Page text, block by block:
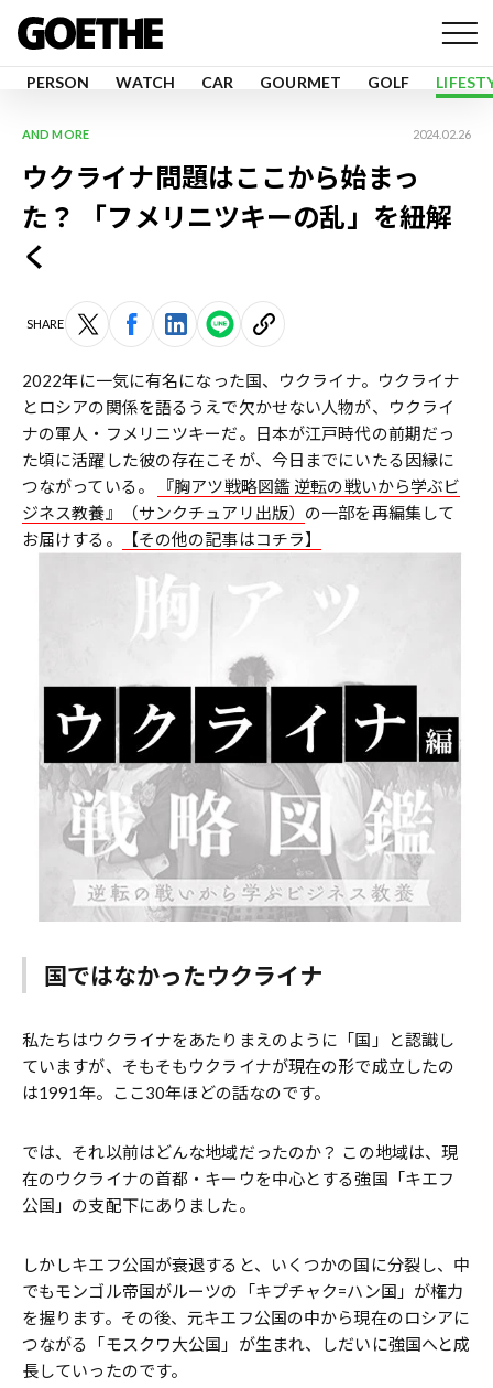
PERSON WATCH CAR GOURMET GOLF
AND MORE 2024.02.26
ウクライナ問題はここから始まっ
た？ 「フメリニツキーの乱」を紐解
く
SHARE
2022年に一気に有名になった国、ウクライナ。ウクライナ
とロシアの関係を語るうえで欠かせない人物が、ウクライ
ナの軍人・フメリニツキーだ。日本が江戸時代の前期だっ
た頃に活躍した彼の存在こそが、今日までにいたる因縁に
つながっている。
『胸アツ戦略図鑑 逆転の戦いから学ぶビ
ジネス教養』（サンクチュアリ出版） の一部を再編集して
お届けする。
【その他の記事はコチラ】
国ではなかったウクライナ
私たちはウクライナをあたりまえのように「国」と認識し
ていますが、そもそもウクライナが現在の形で成立したの
は1991年。ここ30年ほどの話なのです。
では、それ以前はどんな地域だったのか？ この地域は、現
在のウクライナの首都・キーウを中心とする強国「キエフ
公国」の支配下にありました。
しかしキエフ公国が衰退すると、いくつかの国に分裂し、中
でもモンゴル帝国がルーツの「キプチャク=ハン国」が権力
を握ります。その後、元キエフ公国の中から現在のロシアに
つながる「モスクワ大公国」が生まれ、しだいに強国へと成
長していったのです。